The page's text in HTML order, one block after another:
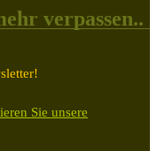
verpassen..
Sie unsere